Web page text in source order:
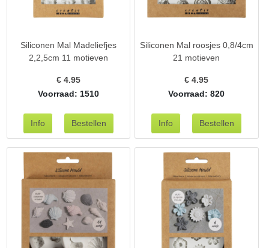
Siliconen Mal Madeliefjes
2,2,5cm 11 motieven
€ 4.95
Voorraad: 1510
Siliconen Mal roosjes 0,8/4cm
21 motieven
€4.95
Voorraad: 820